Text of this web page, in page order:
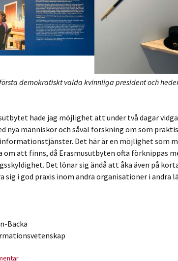
demokratiskt valda kvinnliga president och
hade jag möjlighet att under två dagar
nya människor och såväl forskning om som
Det här är en möjlighet som
om att finns, då Erasmusutbyten ofta förknippas
Det lönar sig ändå att åka även på
sig i god praxis inom andra organisationer i andra
Backa